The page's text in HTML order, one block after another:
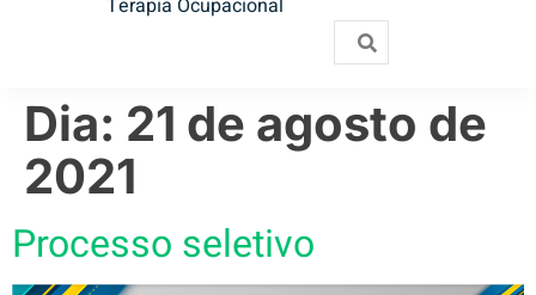
Terapia Ocupacional
Dia: 21 de agosto de
2021
Processo seletivo